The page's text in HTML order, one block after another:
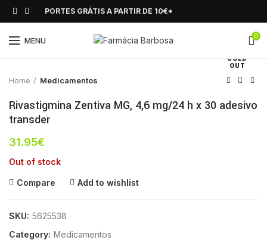
PORTES GRÁTIS A PARTIR DE 10€*
MENU 0
SOLD
OUT
Click to enlarge
Home Medicamentos
Rivastigmina Zentiva MG, 4,6 mg/24 h x 30 adesivo
transder
31.95€
Out of stock
Compare Add to wishlist
SKU: 5625538
Category: Medicamentos